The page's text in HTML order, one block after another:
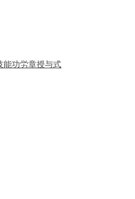
能功労章授与式